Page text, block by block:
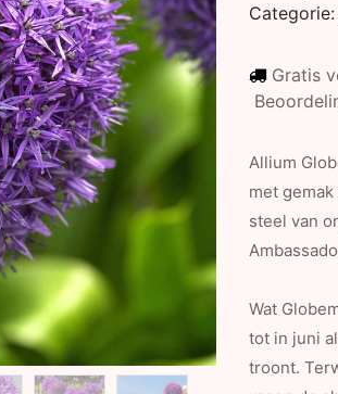
Categorie:
Gratis
Allium
met
steel van
Wat
tot in juni
troont.